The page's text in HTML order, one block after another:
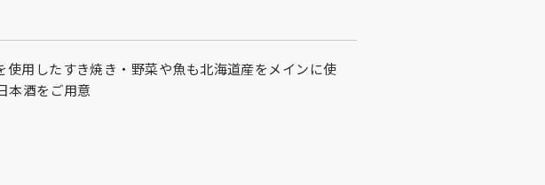
使用したすき焼き・野菜や魚も北海道産をメインに使
本酒をご用意